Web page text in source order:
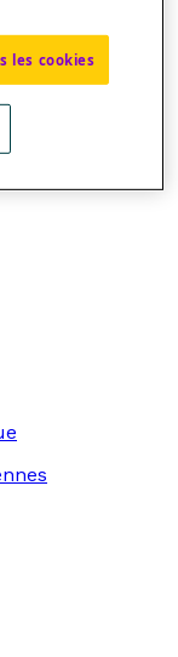
étant la
latex] »
les cookies